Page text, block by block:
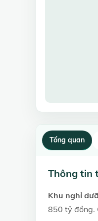
Tổng quan
Thông tin
Khu nghỉ
850 tỷ đồng.